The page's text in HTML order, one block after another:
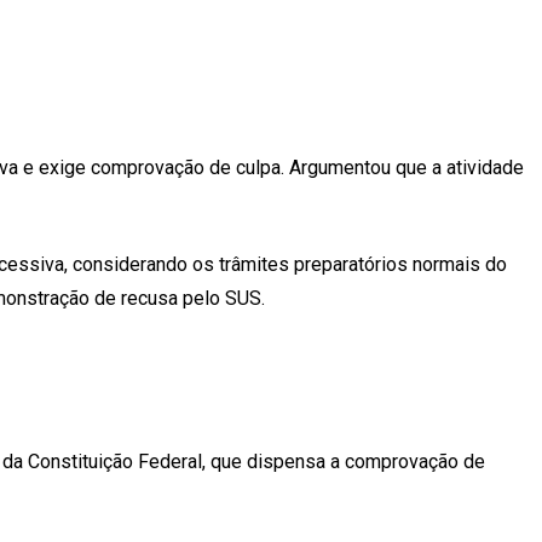
e exige comprovação de culpa. Argumentou que a atividade
considerando os trâmites preparatórios normais do
de recusa pelo SUS.
Constituição Federal, que dispensa a comprovação de